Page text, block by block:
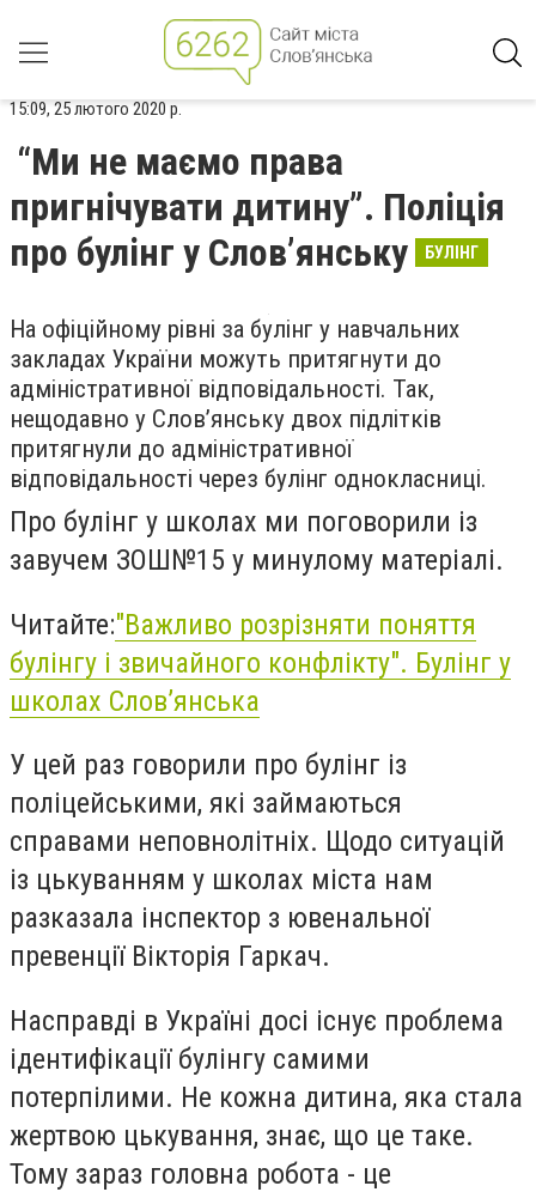
15:09, 25 лютого 2020 р.
“Ми не маємо права
пригнічувати дитину”. Поліція
про булінг у Слов’янську
БУЛІНГ
На офіційному рівні за булінг у навчальних
закладах України можуть притягнути до
адміністративної відповідальності. Так,
нещодавно у Слов’янську двох підлітків
притягнули до адміністративної
відповідальності через булінг однокласниці.
Про булінг у школах ми поговорили із
завучем ЗОШ№15 у минулому матеріалі.
Читайте:"Важливо розрізняти поняття
булінгу і звичайного конфлікту". Булінг у
школах Слов’янська
У цей раз говорили про булінг із
поліцейськими, які займаються
справами неповнолітніх. Щодо ситуацій
із цькуванням у школах міста нам
разказала інспектор з ювенальної
превенції Вікторія Гаркач.
Насправді в Україні досі існує проблема
ідентифікації булінгу самими
потерпілими. Не кожна дитина, яка стала
жертвою цькування, знає, що це таке.
Тому зараз головна робота - це